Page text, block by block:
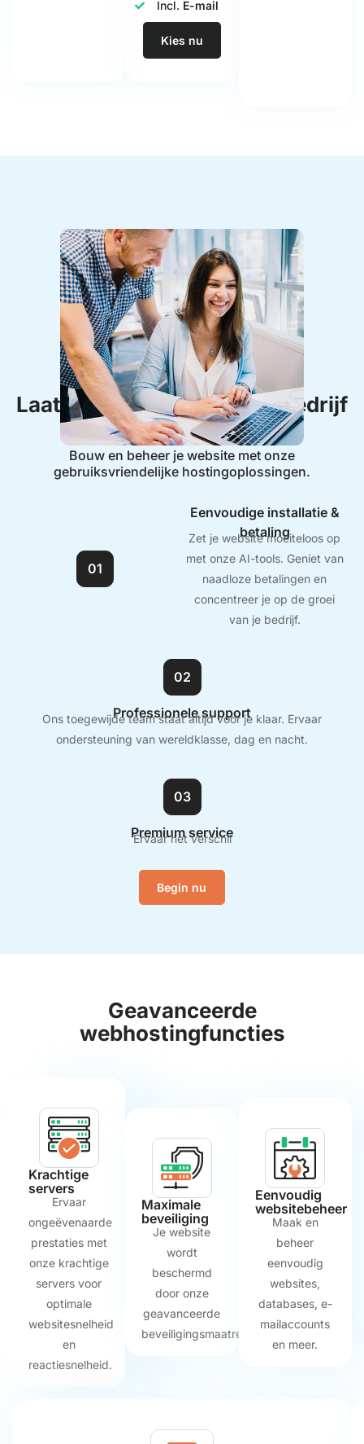
Incl. E-mail
Kies nu
Laat ons je helpen door je bedrijf
te versterken.
Bouw en beheer je website met onze
gebruiksvriendelijke hostingoplossingen.
01
Eenvoudige installatie &
betaling
Zet je website moeiteloos op
met onze AI-tools. Geniet van
naadloze betalingen en
concentreer je op de groei
van je bedrijf.
02
Professionele support
Ons toegewijde team staat altijd voor je klaar. Ervaar
ondersteuning van wereldklasse, dag en nacht.
03
Premium service
Ervaar het verschil
Begin nu
Geavanceerde
webhostingfuncties
Krachtige
servers
Ervaar
ongeëvenaarde
prestaties met
onze krachtige
servers voor
optimale
websitesnelheid
en
reactiesnelheid.
Maximale
beveiliging
Je website
wordt
beschermd
door onze
geavanceerde
beveiligingsmaatregelen.
Eenvoudig
websitebeheer
Maak en
beheer
eenvoudig
websites,
databases, e-
mailaccounts
en meer.